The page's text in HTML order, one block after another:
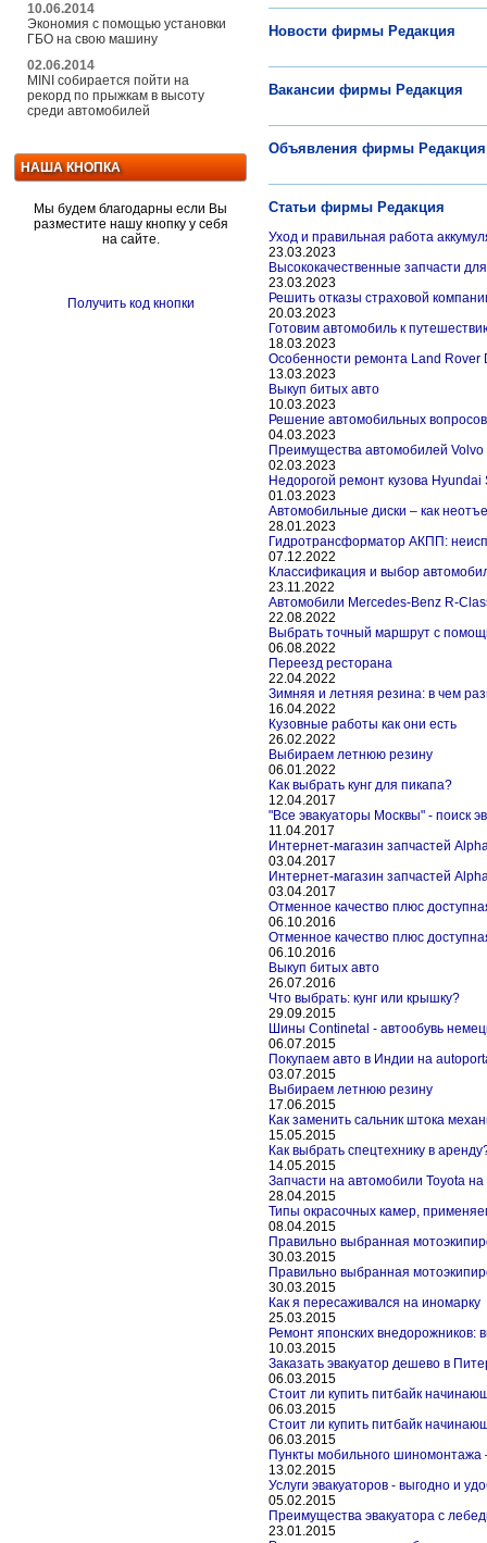
10.06.2014
Экономия с помощью установки
ГБО на свою машину
02.06.2014
MINI собирается пойти на
рекорд по прыжкам в высоту
среди автомобилей
НАША КНОПКА
Мы будем благодарны если Вы
разместите нашу кнопку у себя
на сайте.
Получить код кнопки
Новости фирмы Редакция
Вакансии фирмы Редакция
Объявления фирмы Редакция
Статьи фирмы Редакция
Уход и правильная работа
23.03.2023
Высококачественные запчасти
23.03.2023
Решить отказы страховой
20.03.2023
Готовим автомобиль к
18.03.2023
Особенности ремонта Land Rover
13.03.2023
Выкуп битых авто
10.03.2023
Решение автомобильных вопросов
04.03.2023
Преимущества автомобилей Volvo
02.03.2023
Недорогой ремонт кузова
01.03.2023
Автомобильные диски – как
28.01.2023
Гидротрансформатор АКПП:
07.12.2022
Классификация и выбор
23.11.2022
Автомобили Mercedes-Benz R-
22.08.2022
Выбрать точный маршрут с
06.08.2022
Переезд ресторана
22.04.2022
Зимняя и летняя резина: в чем
16.04.2022
Кузовные работы как они есть
26.02.2022
Выбираем летнюю резину
06.01.2022
Как выбрать кунг для пикапа?
12.04.2017
"Все эвакуаторы Москвы" - поиск
11.04.2017
Интернет-магазин запчастей
03.04.2017
Интернет-магазин запчастей
03.04.2017
Отменное качество плюс
06.10.2016
Отменное качество плюс
06.10.2016
Выкуп битых авто
26.07.2016
Что выбрать: кунг или крышку?
29.09.2015
Шины Continetal - автообувь
06.07.2015
Покупаем авто в Индии на
03.07.2015
Выбираем летнюю резину
17.06.2015
Как заменить сальник штока
15.05.2015
Как выбрать спецтехнику в
14.05.2015
Запчасти на автомобили Toyota на
28.04.2015
Типы окрасочных камер,
08.04.2015
Правильно выбранная
30.03.2015
Правильно выбранная
30.03.2015
Как я пересаживался на иномарку
25.03.2015
Ремонт японских внедорожников:
10.03.2015
Заказать эвакуатор дешево в
06.03.2015
Стоит ли купить питбайк
06.03.2015
Стоит ли купить питбайк
06.03.2015
Пункты мобильного
13.02.2015
Услуги эвакуаторов - выгодно и
05.02.2015
Преимущества эвакуатора с
23.01.2015